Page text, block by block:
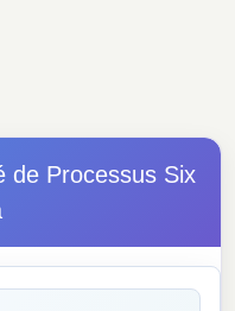
de Processus Six